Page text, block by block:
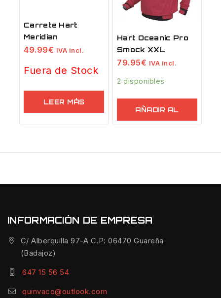
Carrete Hart
Meridian
49.99€ IVA incl.
Fuera de Stock
LEER MÁS
Hart Oceanic Pro
Smock XXL
79.95€ IVA incl.
2 disponibles
AÑADIR AL
CARRITO
INFORMACIÓN DE EMPRESA
C/ Alberquilla 97-A C.P: 06470 Guareña
(Badajoz)
647 15 56 54
quinvaco@outlook.com